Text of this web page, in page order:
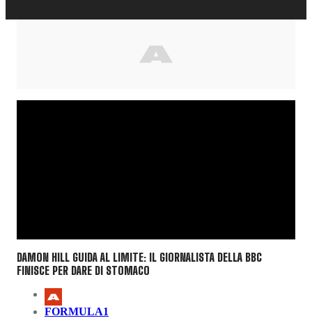
DAMON HILL GUIDA AL LIMITE: IL GIORNALISTA DELLA BBC
FINISCE PER DARE DI STOMACO
FORMULA1